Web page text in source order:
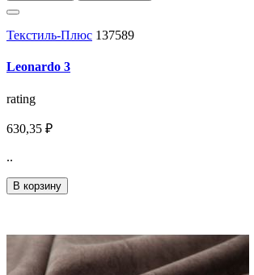
Текстиль-Плюс 137589
Leonardo 3
rating
630,35 ₽
..
В корзину